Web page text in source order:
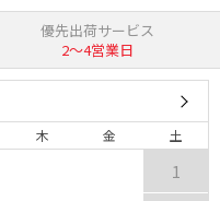
優先出荷サービス
2〜4営業日
木 金 土
1